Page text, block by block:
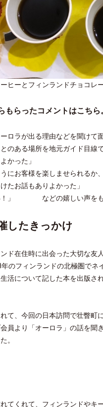
ヒーとフィンランドチョコレ
らったコメントはこちら
ロラが出る理由などを聞けて
のある場所を地元ガイド目線
かった」
にお客様を楽しませられる
たお話もありよかった」
い！」 などの嬉しい声をも
したきっかけ
ド在住時に出会った大切な友人
のフィンランドの北極圏で
活について記した本を出版
て、今回の日本訪問で壮瞥町
員より「オーロラ」の話を聞
。
てくれて、フィンランドやキ